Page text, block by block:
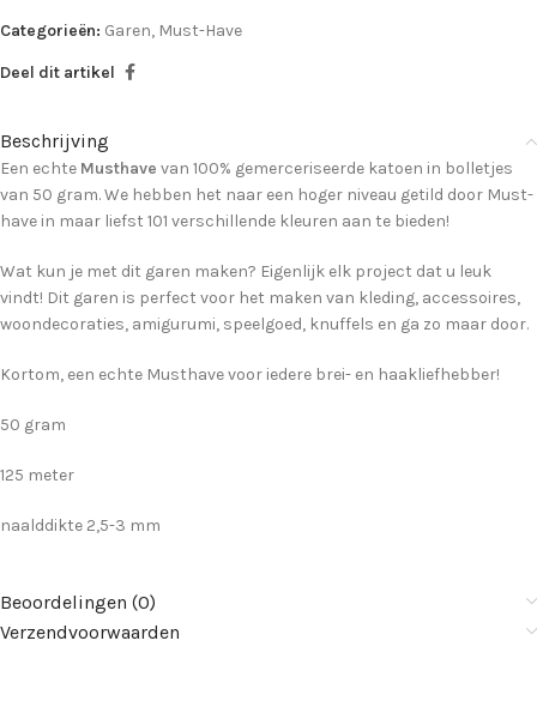
Categorieën: Garen, Must-Have
Deel dit artikel
Beschrijving
Een echte Musthave van 100% gemerceriseerde katoen in bolletjes
van 50 gram. We hebben het naar een hoger niveau getild door Must-
have in maar liefst 101 verschillende kleuren aan te bieden!
Wat kun je met dit garen maken? Eigenlijk elk project dat u leuk
vindt! Dit garen is perfect voor het maken van kleding, accessoires,
woondecoraties, amigurumi, speelgoed, knuffels en ga zo maar door.
Kortom, een echte Musthave voor iedere brei- en haakliefhebber!
50 gram
125 meter
naalddikte 2,5-3 mm
Beoordelingen (0)
Verzendvoorwaarden